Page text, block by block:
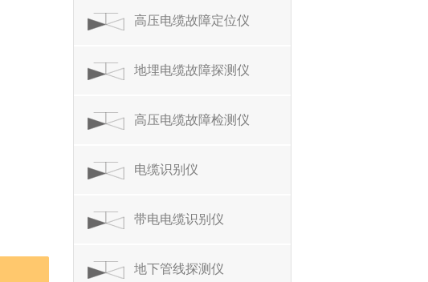
高压电缆故障定位仪
地埋电缆故障探测仪
高压电缆故障检测仪
电缆识别仪
带电电缆识别仪
地下管线探测仪